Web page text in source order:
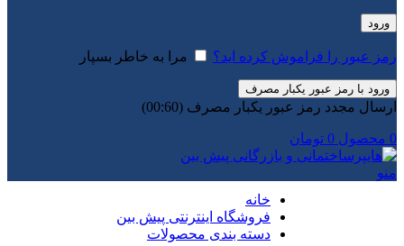
ورود
رمز عبور را فراموش کرده اید؟ مرا به خاطر بسپار
ورود با رمز عبور یکبار مصرف
ارسال مجدد رمز عبور یکبار مصرف (00:
60
)
0 محصول 0 تومان
منو
خانه
فروشگاه اینترنتی پیش بین
دسته بندی محصولات